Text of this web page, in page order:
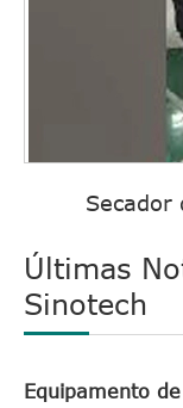
Secador
Últimas
Sinotech
Equipamento